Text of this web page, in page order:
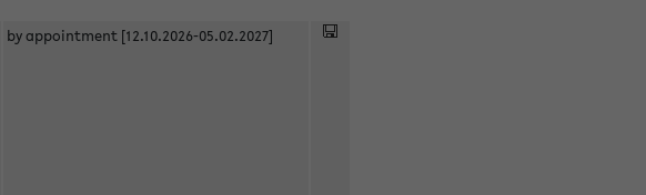
by appointment [12.10.2026-05.02.2027]